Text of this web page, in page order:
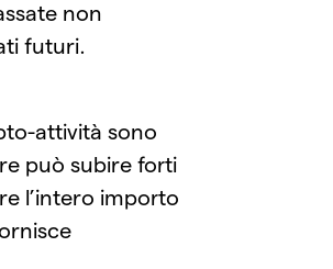
non
futuri.
attività sono
può subire forti
l’intero importo